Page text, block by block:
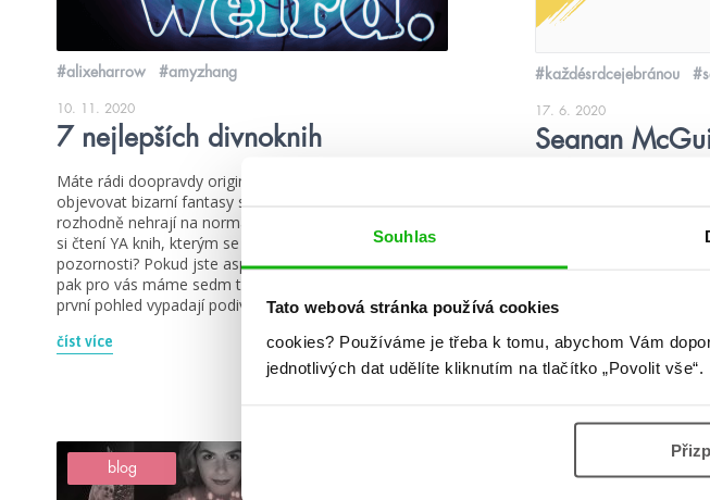
Souhlas
Tato webová stránka používá cookies
cookies? Používáme je třeba k tomu, abychom Vám
jednotlivých dat udělíte kliknutím na tlačítko „Povolit vše“.
#alixeharrow #amyzhang
10. 11. 2020
7 nejlepších divnoknih
Máte rádi doopravdy originální příběhy? Baví vás
objevovat bizarní fantasy světy očima postav, které si
rozhodně nehrají na normální středoškolačky? Užíváte
si čtení YA knih, kterým se třeba nedostává tolik
pozornosti? Pokud jste aspoň jednou odpověděli ano,
pak pro vás máme sedm tipů na knihy, které možná na
první pohled vypadají podivně, ale rozhodně stojí […]
číst více
#každésrdcejebránou
17. 6. 2020
Seanan
blog